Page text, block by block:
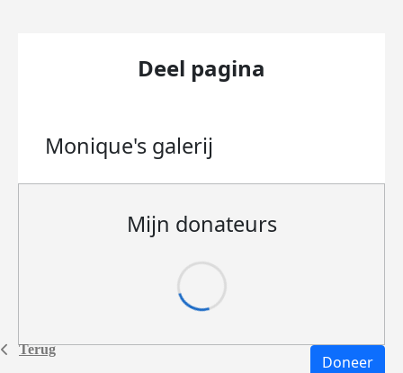
Terug
Deel pagina
Monique's galerij
Mijn donateurs
Doneer